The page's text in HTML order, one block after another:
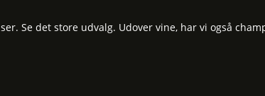
Se det store udvalg. Udover vine, har vi også